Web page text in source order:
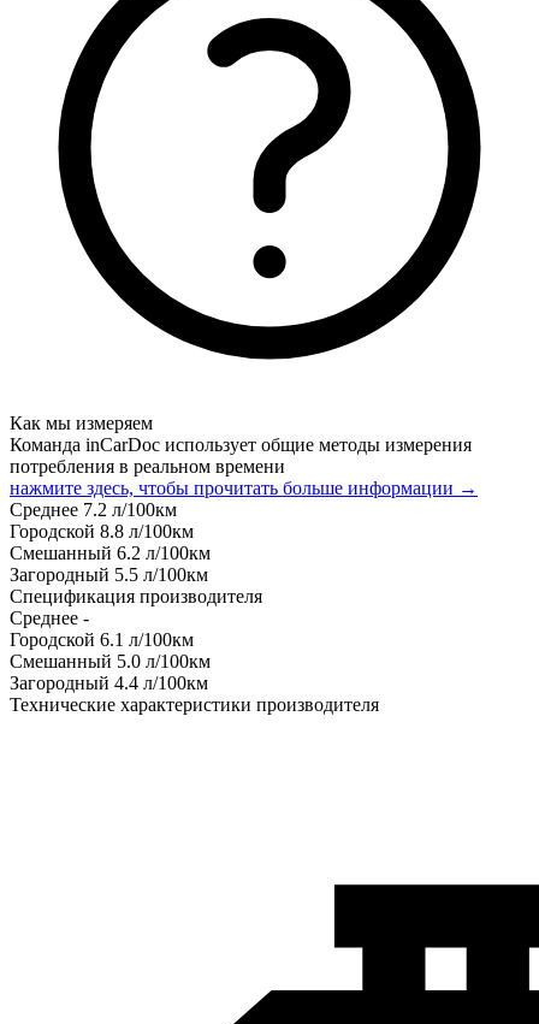
Как мы измеряем
Команда inCarDoc использует общие методы измерения
потребления в реальном времени
нажмите здесь, чтобы прочитать больше информации →
Среднее 7.2 л/100км
Городской 8.8 л/100км
Смешанный 6.2 л/100км
Загородный 5.5 л/100км
Спецификация производителя
Среднее -
Городской 6.1 л/100км
Смешанный 5.0 л/100км
Загородный 4.4 л/100км
Технические характеристики производителя